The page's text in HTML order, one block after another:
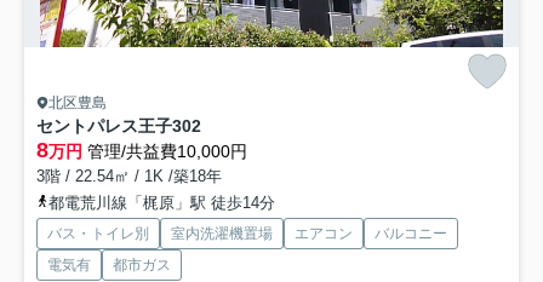
北区豊島
セントパレス王子302
8万円 管理/共益費10,000円
3階 / 22.54㎡ / 1K /築18年
都電荒川線「梶原」駅 徒歩14分
バス・トイレ別 室内洗濯機置場 エアコン
バルコニー
電気有
都市ガス